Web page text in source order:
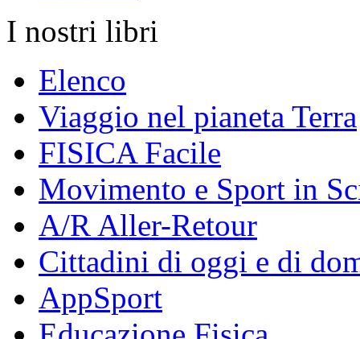
I nostri libri
Elenco
Viaggio nel pianeta Terra
FISICA Facile
Movimento e Sport in
A/R Aller-Retour
Cittadini di oggi e di
AppSport